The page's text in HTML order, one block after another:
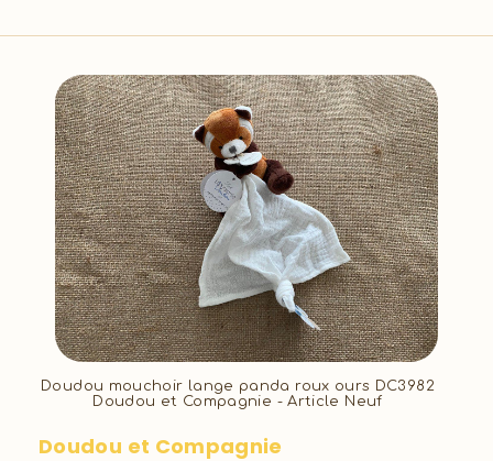
Doudou mouchoir lange panda roux ours DC3982
Doudou et Compagnie - Article Neuf
Doudou et Compagnie